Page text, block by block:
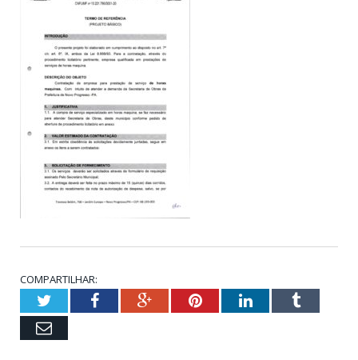
COMPARTILHAR:
TwitterFacebookGoogle+PinterestLinkedInTumblr
Email